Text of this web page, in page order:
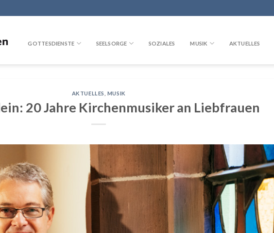
GOTTESDIENSTE SEELSORGE SOZIALES MUSIK AKTUELLES
AKTUELLES MUSIK
20 Jahre Kirchenmusiker an Liebfrauen